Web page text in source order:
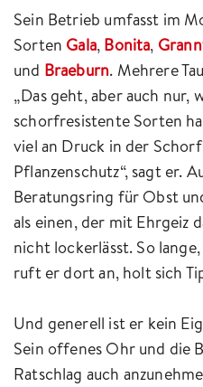
Sein Betrieb umfasst im
Sorten Gala, Bonita,
und Braeburn. Mehrere
„Das geht, aber auch nur,
schorfresistente Sorten
viel an Druck in der
Pflanzenschutz“, sagt er.
Beratungsring für Obst
als einen, der mit Ehrgeiz
nicht lockerlässt. So
ruft er dort an, holt sich
Und generell ist er kein
Sein offenes Ohr und die
Ratschlag auch